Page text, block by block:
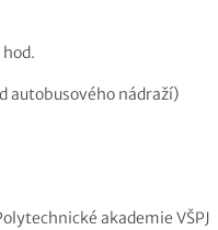
autobusového nádraží)
akademie VŠPJ